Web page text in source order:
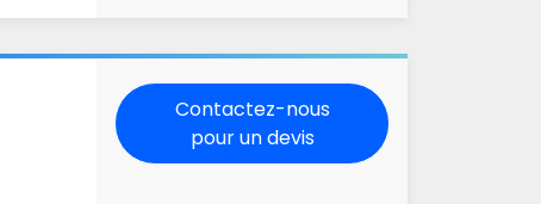
Contactez-nous
pour un devis